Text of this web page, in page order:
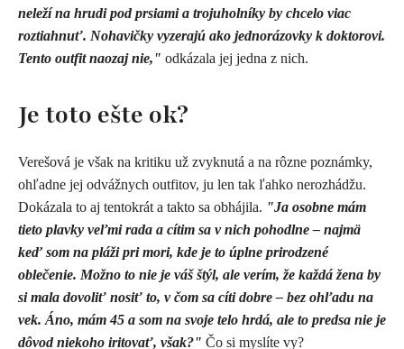
neleží na hrudi pod prsiami a trojuholníky by chcelo viac
roztiahnuť. Nohavičky vyzerajú ako jednorázovky k doktorovi.
Tento outfit naozaj nie," odkázala jej jedna z nich.
Je toto ešte ok?
Verešová je však na kritiku už zvyknutá a na rôzne poznámky,
ohľadne jej odvážnych outfitov, ju len tak ľahko nerozhádžu.
Dokázala to aj tentokrát a takto sa obhájila. "Ja osobne mám
tieto plavky veľmi rada a cítim sa v nich pohodlne – najmä
keď som na pláži pri mori, kde je to úplne prirodzené
oblečenie. Možno to nie je váš štýl, ale verím, že každá žena by
si mala dovoliť nosiť to, v čom sa cíti dobre – bez ohľadu na
vek. Áno, mám 45 a som na svoje telo hrdá, ale to predsa nie je
dôvod niekoho iritovať, však?" Čo si myslíte vy?